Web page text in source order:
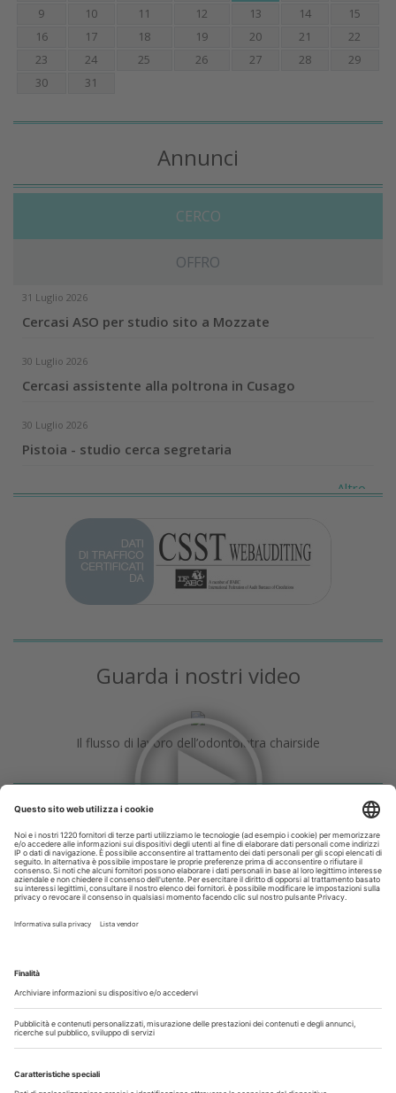
9
10 11 12 13 14
15
16
17 18 19 20 21
22
23
24 25 26 27 28
29
30
31
Annunci
CERCO
OFFRO
31 Luglio 2026
Cercasi ASO per studio sito a Mozzate
30 Luglio 2026
Cercasi assistente alla poltrona in Cusago
30 Luglio 2026
Pistoia - studio cerca segretaria
Altro...
Guarda i nostri video
Il flusso di lavoro dell’odontoiatra chairside
Odontoiatria33